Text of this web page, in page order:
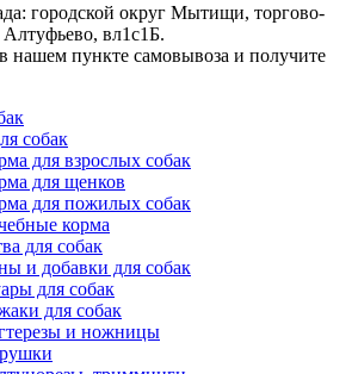
городской округ Мытищи, торгово-
вл1с1Б.
в нашем пункте самовывоза и получите
собак
для взрослых собак
для щенков
для пожилых собак
корма
для собак
и добавки для собак
для собак
для собак
и ножницы